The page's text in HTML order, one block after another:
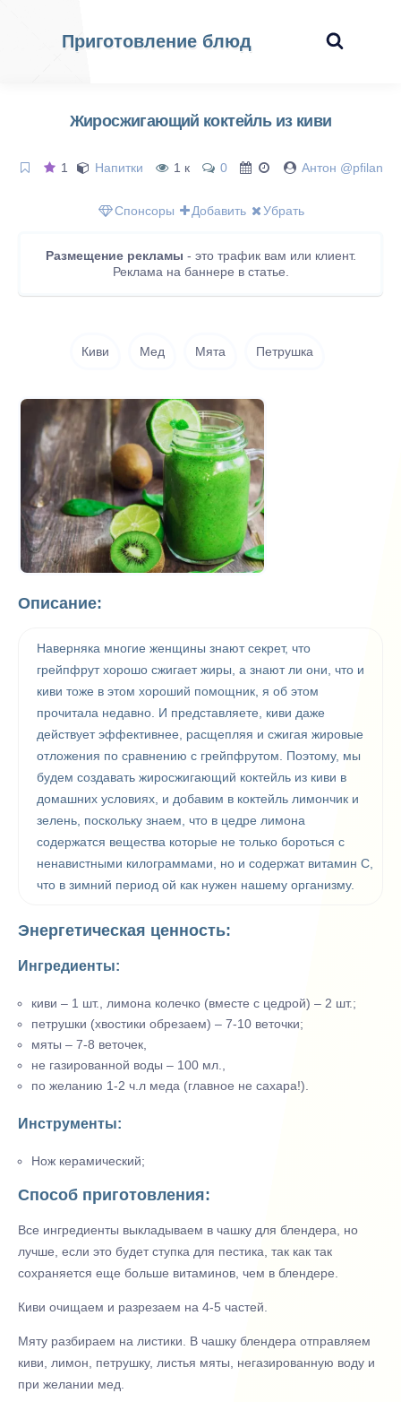
Приготовление блюд
Жиросжигающий коктейль из киви
1 Напитки 1 к 0 Антон @pfilan
Спонсоры Добавить Убрать
Размещение рекламы - это трафик вам или клиент.
Реклама на баннере в статье.
Киви Мед Мята Петрушка
Описание:
Наверняка многие женщины знают секрет, что
грейпфрут хорошо сжигает жиры, а знают ли они, что и
киви тоже в этом хороший помощник, я об этом
прочитала недавно. И представляете, киви даже
действует эффективнее, расщепляя и сжигая жировые
отложения по сравнению с грейпфрутом. Поэтому, мы
будем создавать жиросжигающий коктейль из киви в
домашних условиях, и добавим в коктейль лимончик и
зелень, поскольку знаем, что в цедре лимона
содержатся вещества которые не только бороться с
ненавистными килограммами, но и содержат витамин С,
что в зимний период ой как нужен нашему организму.
Энергетическая ценность:
Ингредиенты:
киви – 1 шт., лимона колечко (вместе с цедрой) – 2 шт.;
петрушки (хвостики обрезаем) – 7-10 веточки;
мяты – 7-8 веточек,
не газированной воды – 100 мл.,
по желанию 1-2 ч.л меда (главное не сахара!).
Инструменты:
Нож керамический;
Способ приготовления:
Все ингредиенты выкладываем в чашку для блендера, но
лучше, если это будет ступка для пестика, так как так
сохраняется еще больше витаминов, чем в блендере.
Киви очищаем и разрезаем на 4-5 частей.
Мяту разбираем на листики. В чашку блендера отправляем
киви, лимон, петрушку, листья мяты, негазированную воду и
при желании мед.